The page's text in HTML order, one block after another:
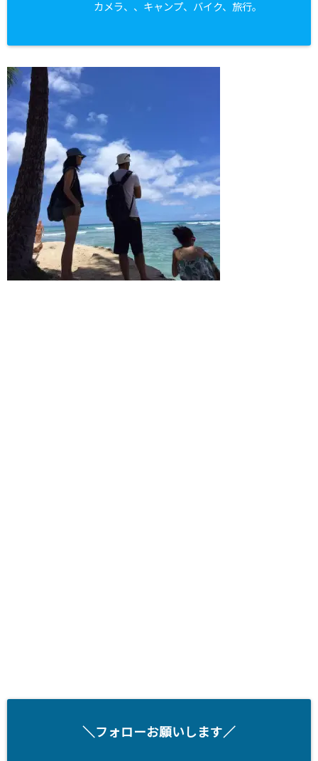
カメラ、、キャンプ、バイク、旅行。
＼フォローお願いします／